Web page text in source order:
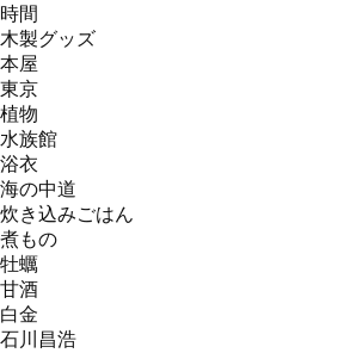
時間
木製グッズ
本屋
東京
植物
水族館
浴衣
海の中道
炊き込みごはん
煮もの
牡蠣
甘酒
白金
石川昌浩